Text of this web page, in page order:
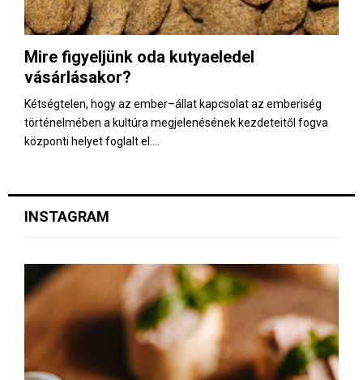
Mire figyeljünk oda kutyaeledel
vásárlásakor?
Kétségtelen, hogy az ember–állat kapcsolat az emberiség
történelmében a kultúra megjelenésének kezdeteitől fogva
központi helyet foglalt el....
INSTAGRAM